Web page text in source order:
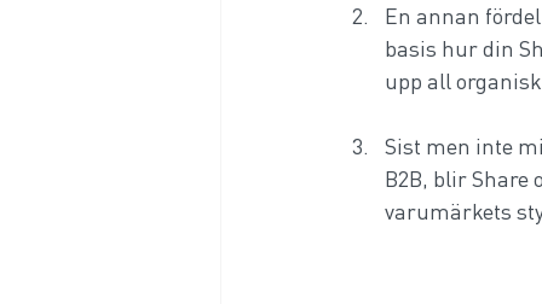
En annan
basis hur din
upp all
Sist men inte
B2B, blir Share
varumärkets